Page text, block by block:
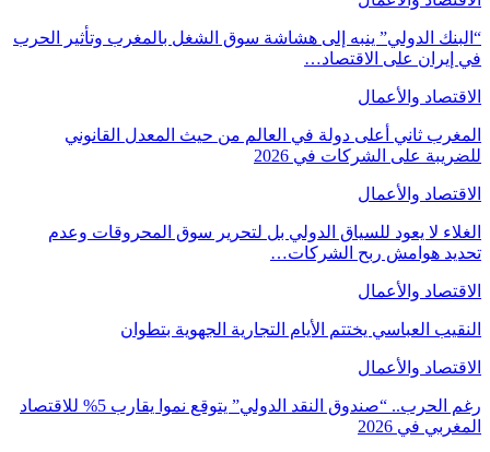
“البنك الدولي” ينبه إلى هشاشة سوق الشغل بالمغرب وتأثير الحرب
في إيران على الاقتصاد…
الاقتصاد والأعمال
المغرب ثاني أعلى دولة في العالم من حيث المعدل القانوني
للضريبة على الشركات في 2026
الاقتصاد والأعمال
الغلاء لا يعود للسياق الدولي بل لتحرير سوق المحروقات وعدم
تحديد هوامش ربح الشركات…
الاقتصاد والأعمال
النقيب العباسي يختتم الأيام التجارية الجهوية بتطوان
الاقتصاد والأعمال
رغم الحرب.. “صندوق النقد الدولي” يتوقع نموا يقارب 5% للاقتصاد
المغربي في 2026